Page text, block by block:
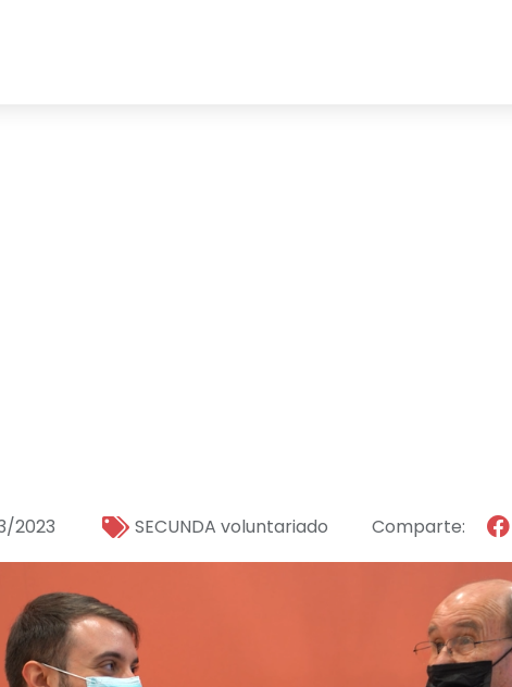
2023 SECUNDA voluntariado Comparte: